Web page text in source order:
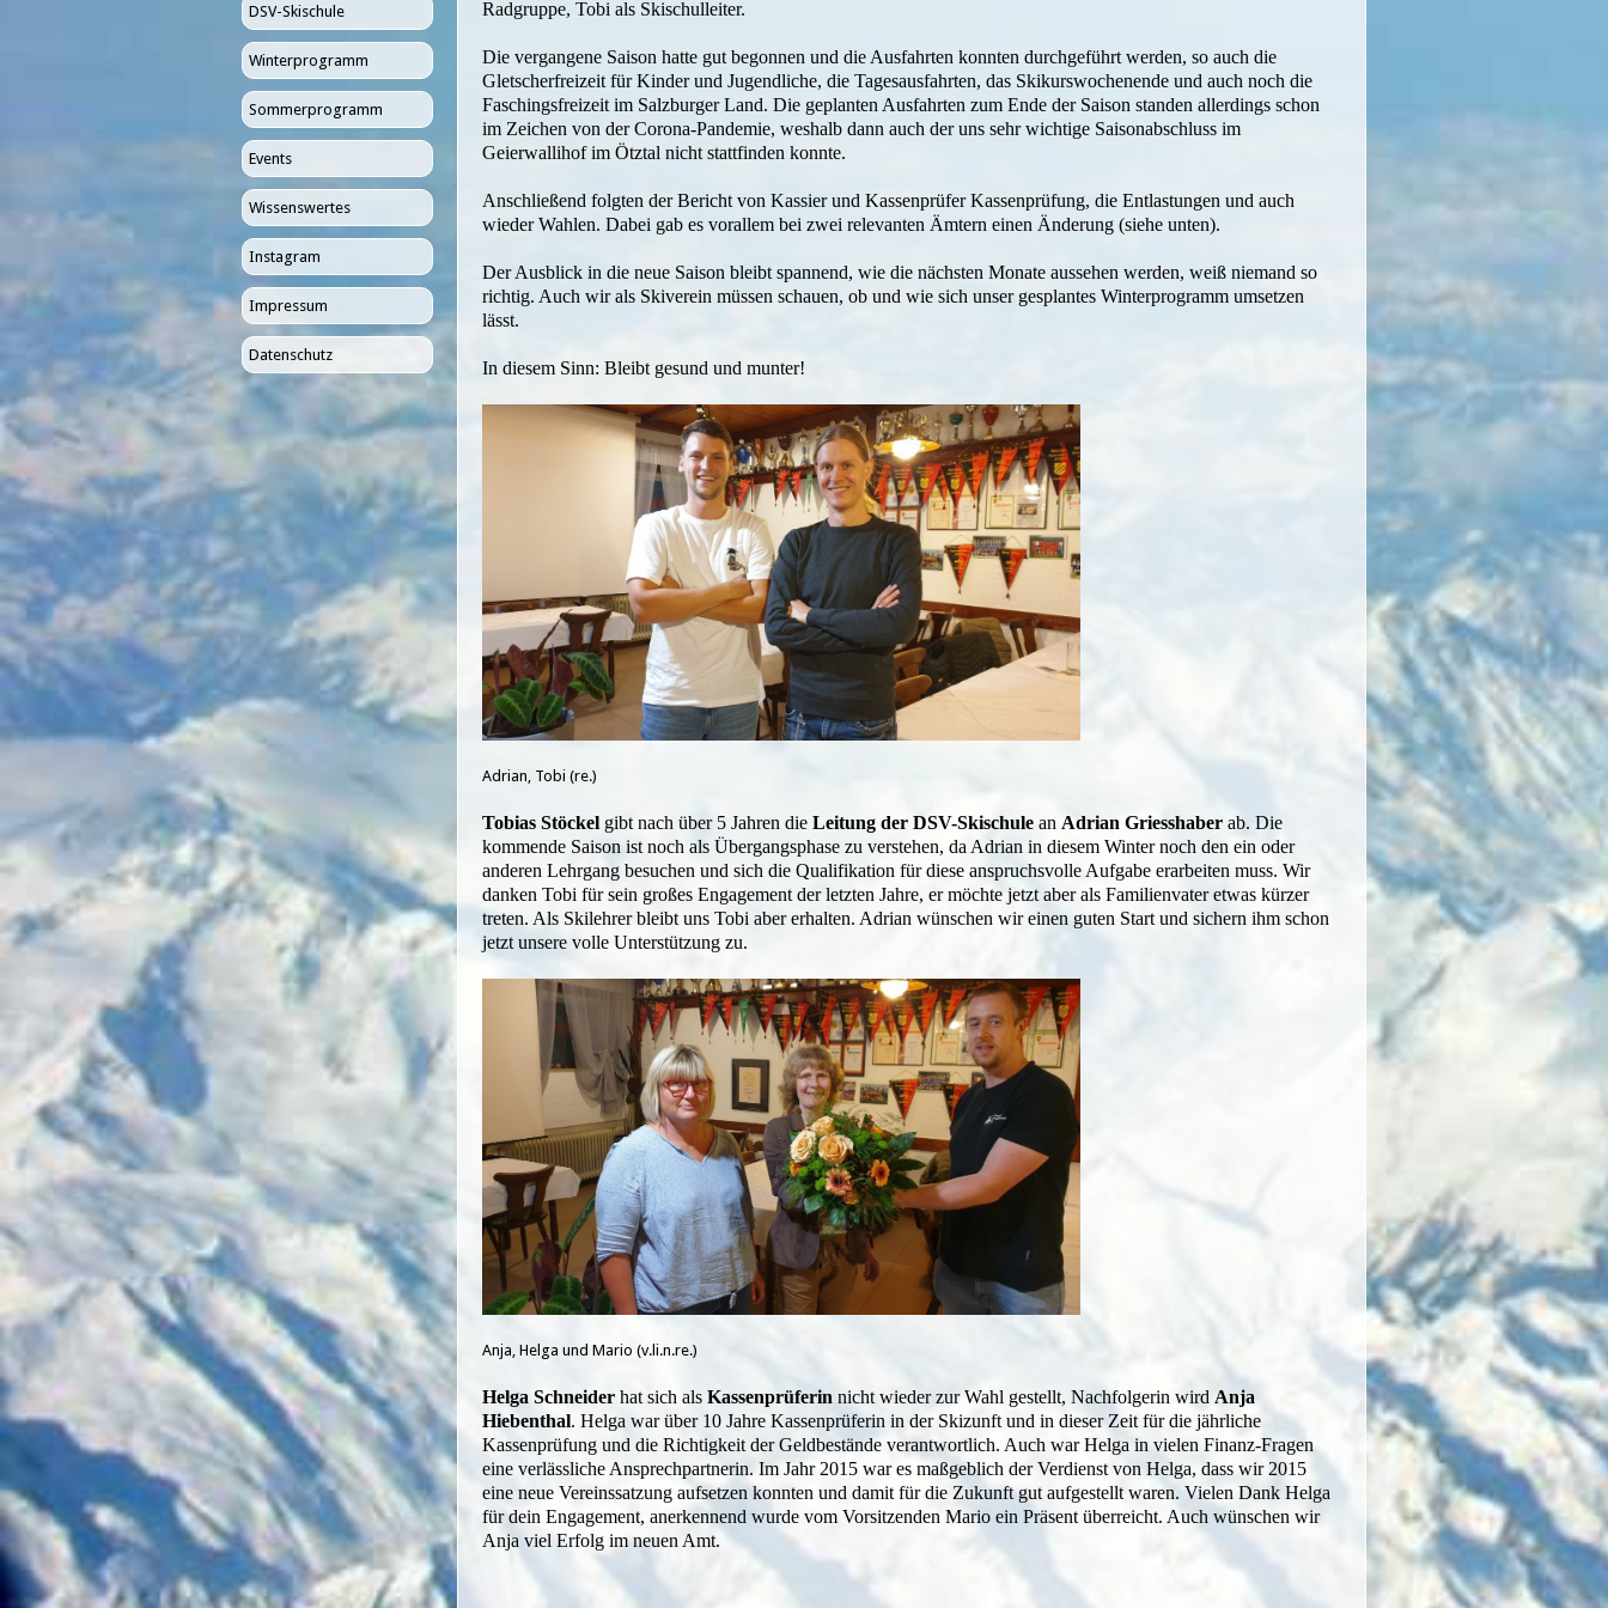
DSV-Skischule
Winterprogramm
Sommerprogramm
Events
Wissenswertes
Instagram
Impressum
Datenschutz
Radgruppe, Tobi als Skischulleiter.
Die vergangene Saison hatte gut begonnen und die Ausfahrten konnten durchgeführt werden, so auch die
Gletscherfreizeit für Kinder und Jugendliche, die Tagesausfahrten, das Skikurswochenende und auch noch die
Faschingsfreizeit im Salzburger Land. Die geplanten Ausfahrten zum Ende der Saison standen allerdings schon
im Zeichen von der Corona-Pandemie, weshalb dann auch der uns sehr wichtige Saisonabschluss im
Geierwallihof im Ötztal nicht stattfinden konnte.
Anschließend folgten der Bericht von Kassier und Kassenprüfer Kassenprüfung, die Entlastungen und auch
wieder Wahlen. Dabei gab es vorallem bei zwei relevanten Ämtern einen Änderung (siehe unten).
Der Ausblick in die neue Saison bleibt spannend, wie die nächsten Monate aussehen werden, weiß niemand so
richtig. Auch wir als Skiverein müssen schauen, ob und wie sich unser gesplantes Winterprogramm umsetzen
lässt.
In diesem Sinn: Bleibt gesund und munter!
Adrian, Tobi (re.)
Tobias Stöckel gibt nach über 5 Jahren die Leitung der DSV-Skischule an Adrian Griesshaber ab. Die
kommende Saison ist noch als Übergangsphase zu verstehen, da Adrian in diesem Winter noch den ein oder
anderen Lehrgang besuchen und sich die Qualifikation für diese anspruchsvolle Aufgabe erarbeiten muss. Wir
danken Tobi für sein großes Engagement der letzten Jahre, er möchte jetzt aber als Familienvater etwas kürzer
treten. Als Skilehrer bleibt uns Tobi aber erhalten. Adrian wünschen wir einen guten Start und sichern ihm schon
jetzt unsere volle Unterstützung zu.
Anja, Helga und Mario (v.li.n.re.)
Helga Schneider hat sich als Kassenprüferin nicht wieder zur Wahl gestellt, Nachfolgerin wird Anja
Hiebenthal. Helga war über 10 Jahre Kassenprüferin in der Skizunft und in dieser Zeit für die jährliche
Kassenprüfung und die Richtigkeit der Geldbestände verantwortlich. Auch war Helga in vielen Finanz-Fragen
eine verlässliche Ansprechpartnerin. Im Jahr 2015 war es maßgeblich der Verdienst von Helga, dass wir 2015
eine neue Vereinssatzung aufsetzen konnten und damit für die Zukunft gut aufgestellt waren. Vielen Dank Helga
für dein Engagement, anerkennend wurde vom Vorsitzenden Mario ein Präsent überreicht. Auch wünschen wir
Anja viel Erfolg im neuen Amt.